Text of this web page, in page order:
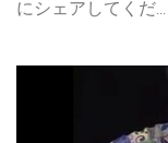
にシェアしてくだ...